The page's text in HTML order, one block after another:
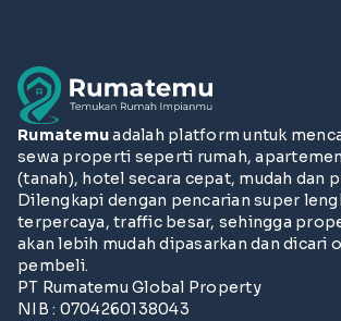
Rumatemuadalah platform untuk
sewa properti seperti rumah,
(tanah), hotel secara cepat, mudah dan
Dilengkapi dengan pencarian super
terpercaya, traffic besar, sehingga
akan lebih mudah dipasarkan dan dicari
pembeli.
PT Rumatemu Global Property
NIB : 0704260138043